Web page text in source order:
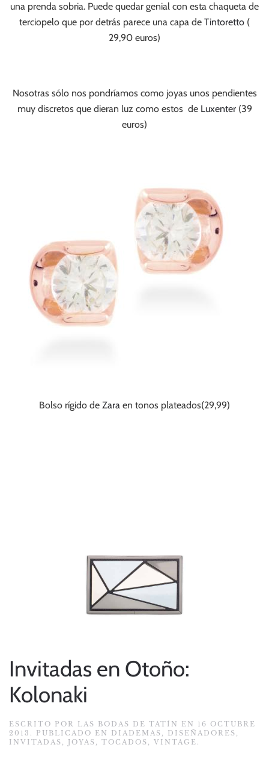
una prenda sobria. Puede quedar genial con esta chaqueta de
terciopelo que por detrás parece una capa de Tintoretto (
29,90 euros)
Nosotras sólo nos pondríamos como joyas unos pendientes
muy discretos que dieran luz como estos de Luxenter(39
euros)
Bolso rígido de Zara en tonos plateados(29,99)
Invitadas en Otoño:
Kolonaki
ESCRITO POR LAS BODAS DE TATÍN EN 16 OCTUBRE
2013 . PUBLICADO EN DIADEMAS DISEÑADORES
INVITADAS
JOYAS TOCADOS VINTAGE .